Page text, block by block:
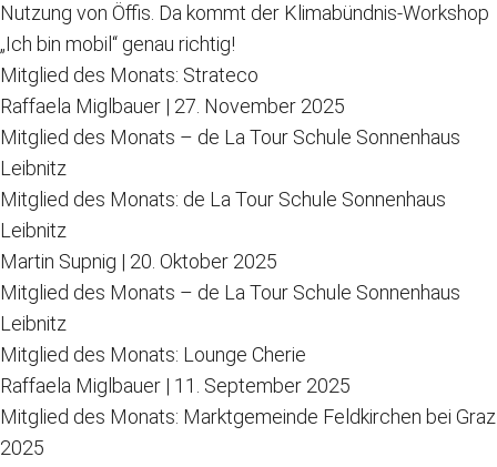
Nutzung von Öffis. Da kommt der Klimabündnis-Workshop
„Ich bin mobil“ genau richtig!
Mitglied des Monats: Strateco
Raffaela Miglbauer | 27. November 2025
Mitglied des Monats – de La Tour Schule Sonnenhaus
Leibnitz
Mitglied des Monats: de La Tour Schule Sonnenhaus
Leibnitz
Martin Supnig | 20. Oktober 2025
Mitglied des Monats – de La Tour Schule Sonnenhaus
Leibnitz
Mitglied des Monats: Lounge Cherie
Raffaela Miglbauer | 11. September 2025
Mitglied des Monats: Marktgemeinde Feldkirchen bei Graz
2025